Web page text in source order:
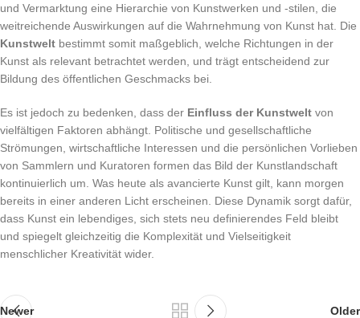
und Vermarktung eine Hierarchie von Kunstwerken und -stilen, die
weitreichende Auswirkungen auf die Wahrnehmung von Kunst hat. Die
Kunstwelt bestimmt somit maßgeblich, welche Richtungen in der
Kunst als relevant betrachtet werden, und trägt entscheidend zur
Bildung des öffentlichen Geschmacks bei.
Es ist jedoch zu bedenken, dass der Einfluss der Kunstwelt von
vielfältigen Faktoren abhängt. Politische und gesellschaftliche
Strömungen, wirtschaftliche Interessen und die persönlichen Vorlieben
von Sammlern und Kuratoren formen das Bild der Kunstlandschaft
kontinuierlich um. Was heute als avancierte Kunst gilt, kann morgen
bereits in einer anderen Licht erscheinen. Diese Dynamik sorgt dafür,
dass Kunst ein lebendiges, sich stets neu definierendes Feld bleibt
und spiegelt gleichzeitig die Komplexität und Vielseitigkeit
menschlicher Kreativität wider.
Newer Older